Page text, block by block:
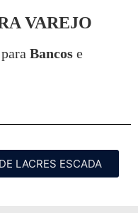
VAREJO
Bancos e
LACRES ESCADA